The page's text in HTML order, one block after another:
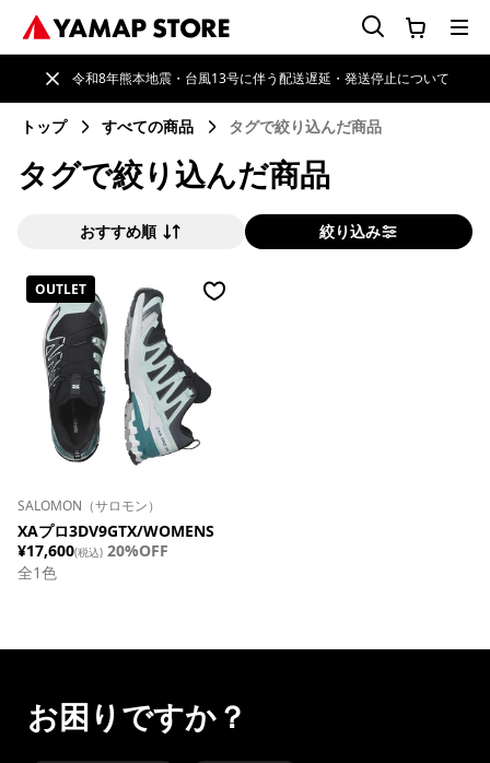
令和8年熊本地震・台風13号に伴う配送遅延・発送停止について
トップ すべての商品 タグで絞り込んだ商品
タグで絞り込んだ商品
おすすめ順 絞り込み
OUTLET
SALOMON（サロモン）
XAプロ3DV9GTX/WOMENS
¥17,600(税込) 20%OFF
全1色
お困りですか？